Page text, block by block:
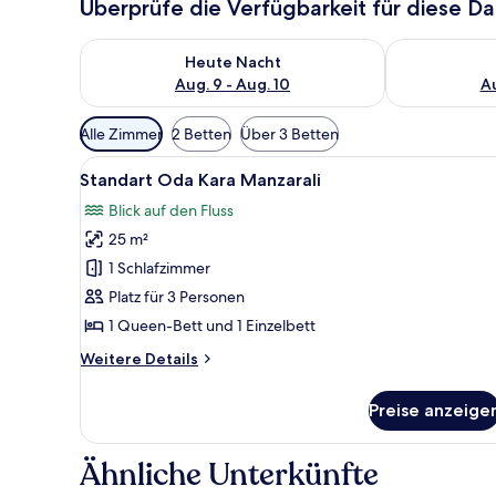
Überprüfe die Verfügbarkeit für diese
Heute Nacht
Aug. 9 - Aug. 10
Überprüfe die Verfügbarkeit für heute Nacht, Aug. 9
Überprüfe
Verfügbare
Filter
für
Alle Zimmer 2 Betten Über 3 Betten
Alle
Fotos
für
Standart
Oda
Kara
Manzarali
Ein Hotelzimmer mit zwei
5
Standart Oda Kara Manzarali
Blick auf den Fluss
25 m²
1 Schlafzimmer
Platz für 3 Personen
1 Queen-Bett und 1 Einzelbett
Weitere Details
Weitere
Oda
Kara
Manzarali
Preise
Ähnliche Unterkünfte